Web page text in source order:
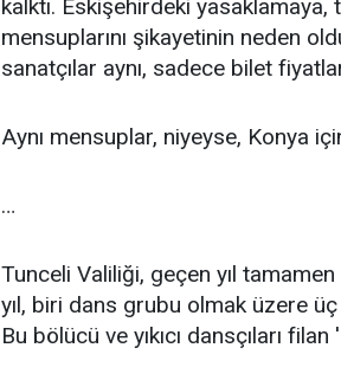
kalktı. Eskişehirdeki
mensuplarını şikayetinin neden
sanatçılar aynı, sadece bilet
Aynı mensuplar, niyeyse, Konya
…
Tunceli Valiliği, geçen yıl
yıl, biri dans grubu olmak üzere
Bu bölücü ve yıkıcı dansçıları